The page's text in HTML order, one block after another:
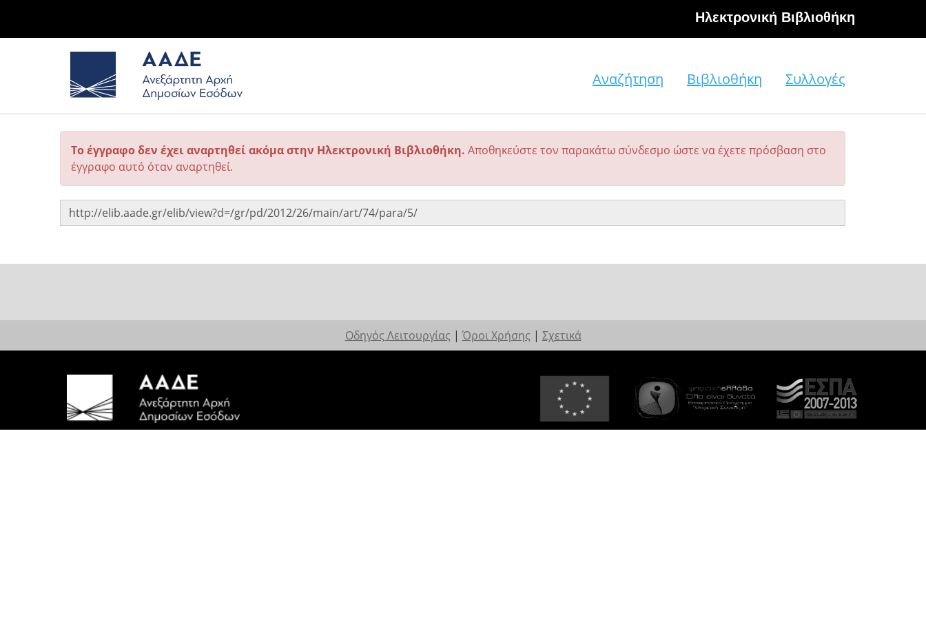
Hλεκτρονική Βιβλιοθήκη
Αναζήτηση Βιβλιοθήκη Συλλογές
Το έγγραφο δεν έχει αναρτηθεί ακόμα στην Ηλεκτρονική Βιβλιοθήκη. Αποθηκεύστε τον παρακάτω σύνδεσμο ώστε να έχετε πρόσβαση στο
έγγραφο αυτό όταν αναρτηθεί.
Οδηγός Λειτουργίας | Όροι Χρήσης | Σχετικά